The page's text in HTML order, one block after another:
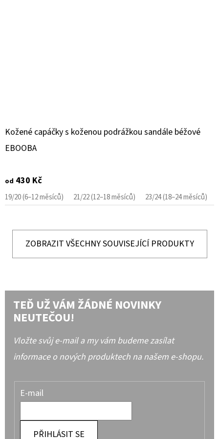
Kožené capáčky s koženou podrážkou sandále béžové
EBOOBA
od 430 Kč
19/20 (6–12 měsíců) 21/22 (12–18 měsíců) 23/24 (18–24 měsíců)
ZOBRAZIT VŠECHNY SOUVISEJÍCÍ PRODUKTY
TEĎ UŽ VÁM ŽÁDNÉ NOVINKY
NEUTEČOU!
Vložte svůj e-mail a my vám budeme zasílat
informace o nových produktech na našem e-shopu.
E-mail
PŘIHLÁSIT SE